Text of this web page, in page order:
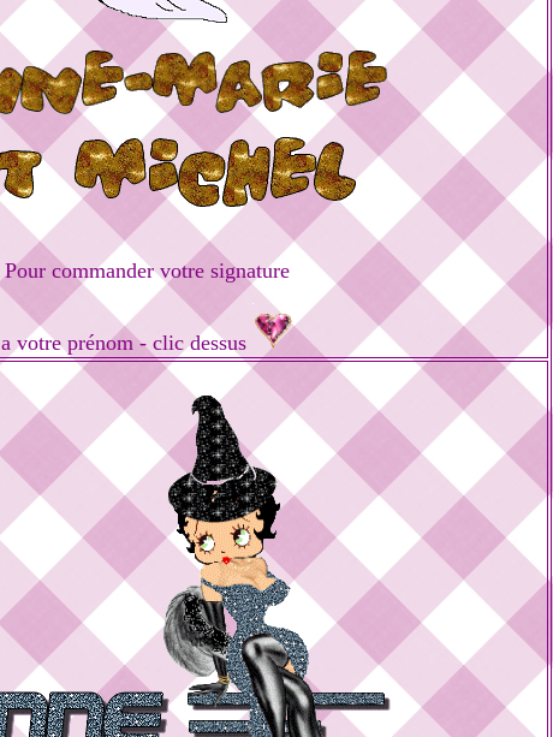
Pour commander votre signature
a votre prénom - clic dessus